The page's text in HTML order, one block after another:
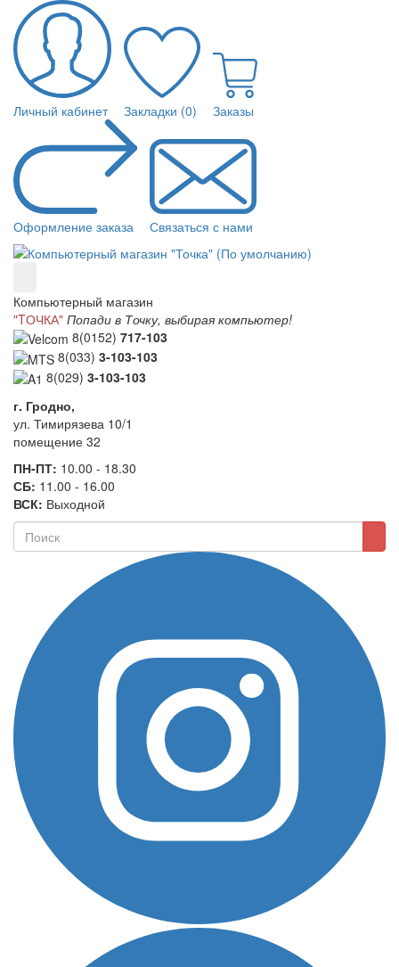
Личный кабинет Закладки (0) Заказы
Оформление заказа Связаться с нами
Компьютерный магазин
"TОЧКА" Попади в Точку, выбирая компьютер!
8(0152) 717-103
8(033) 3-103-103
8(029) 3-103-103
г. Гродно,
ул. Тимирязева 10/1
помещение 32
ПН-ПТ: 10.00 - 18.30
СБ: 11.00 - 16.00
ВСК: Выходной